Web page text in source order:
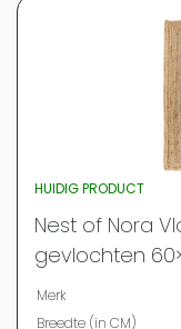
HUIDIG PRODUCT
Nest of Nora
gevlochten
Merk
Breedte (in CM)